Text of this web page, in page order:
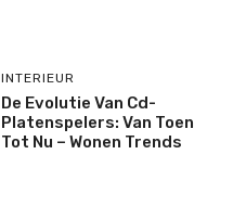
INTERIEUR
De Evolutie Van Cd-
Platenspelers: Van Toen
Tot Nu – Wonen Trends